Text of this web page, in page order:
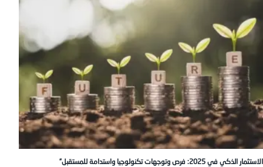
الاستثمار الذكي في 2025: فرص وتوجهات تكنولوجيا واستدامة للمستقبل”